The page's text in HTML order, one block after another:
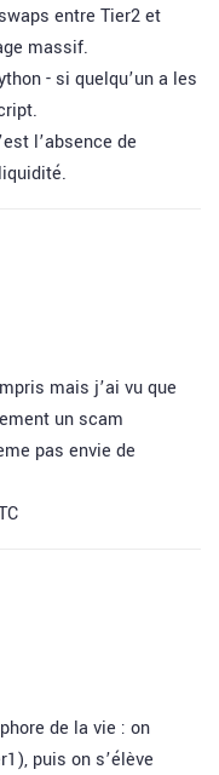
entre Tier2 et
massif.
- si quelqu’un a les
l’absence de
mais j’ai vu que
un scam
pas envie de
de la vie : on
puis on s’élève